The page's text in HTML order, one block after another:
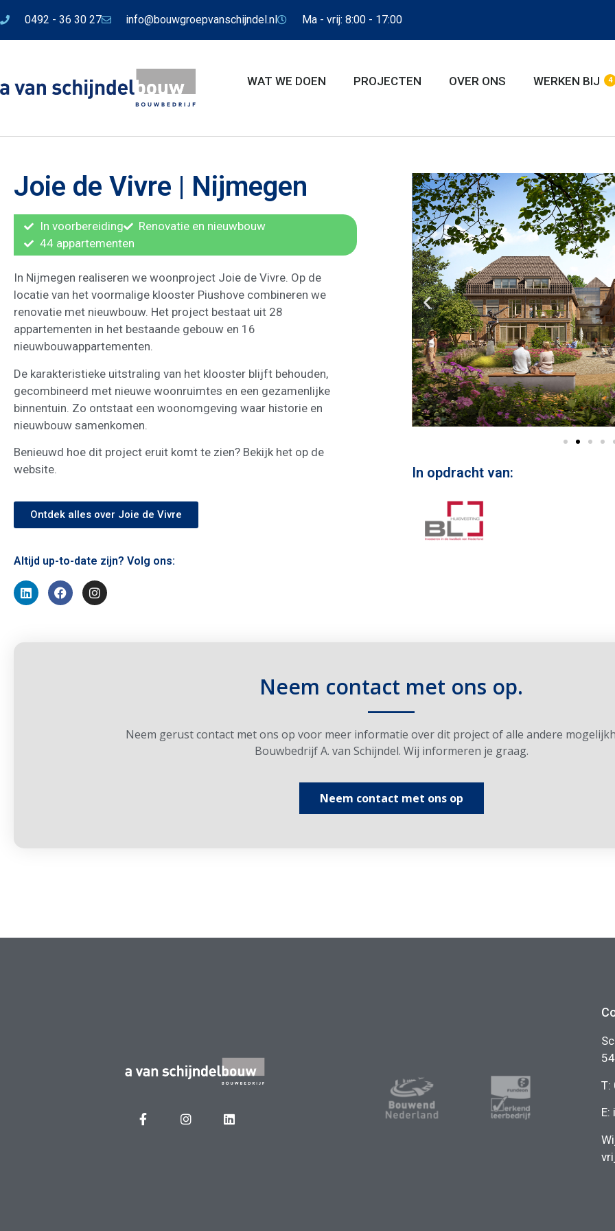
0492 - 36 30 27 info@bouwgroepvanschijndel.nl Ma - vrij: 8:00 - 17:00
WAT WE DOEN PROJECTEN OVER ONS WERKEN BIJ 4
Joie de Vivre | Nijmegen
In voorbereiding
Renovatie en nieuwbouw
44 appartementen
In Nijmegen realiseren we woonproject Joie de Vivre. Op de
locatie van het voormalige klooster Piushove combineren we
renovatie met nieuwbouw. Het project bestaat uit 28
appartementen in het bestaande gebouw en 16
nieuwbouwappartementen.
De karakteristieke uitstraling van het klooster blijft behouden,
gecombineerd met nieuwe woonruimtes en een gezamenlijke
binnentuin. Zo ontstaat een woonomgeving waar historie en
nieuwbouw samenkomen.
Benieuwd hoe dit project eruit komt te zien? Bekijk het op de
website.
Ontdek alles over Joie de Vivre
Altijd up-to-date zijn? Volg ons:
In opdracht van:
Neem contact met ons op.
____
Neem gerust contact met ons op voor meer informatie over dit project of alle andere
Bouwbedrijf A. van Schijndel. Wij informeren je graag.
Neem contact met ons op
T:
E: